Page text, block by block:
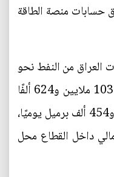
حسابات منصة الطاقة
صادرات العراق من النفط نحو
1.2 مليار برميل بمعدل شهري بلغ 103 ملايين و624 ألفًا
و740 برميلًا، بما يعادل 3 ملايين و454 ألف برميل يوميًا،
داخل القطاع محل